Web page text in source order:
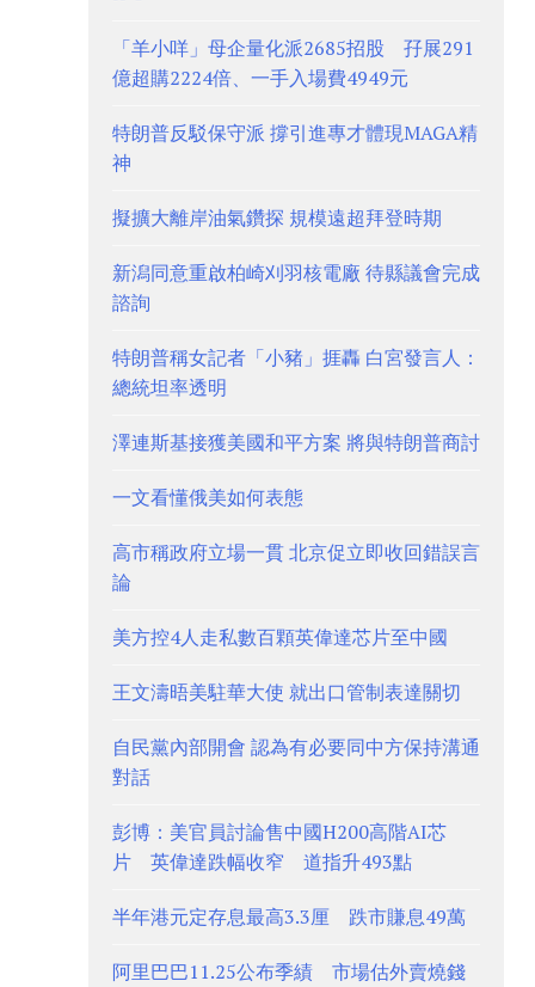
「羊小咩」母企量化派2685招股 孖展291
億超購2224倍、一手入場費4949元
特朗普反駁保守派 撐引進專才體現MAGA精
神
擬擴大離岸油氣鑽探 規模遠超拜登時期
新潟同意重啟柏崎刈羽核電廠 待縣議會完成
諮詢
特朗普稱女記者「小豬」捱轟 白宮發言人：
總統坦率透明
澤連斯基接獲美國和平方案 將與特朗普商討
一文看懂俄美如何表態
高市稱政府立場一貫 北京促立即收回錯誤言
論
美方控4人走私數百顆英偉達芯片至中國
王文濤晤美駐華大使 就出口管制表達關切
自民黨內部開會 認為有必要同中方保持溝通
對話
彭博：美官員討論售中國H200高階AI芯
片 英偉達跌幅收窄 道指升493點
半年港元定存息最高3.3厘 跌市賺息49萬
阿里巴巴11.25公布季績 市場估外賣燒錢